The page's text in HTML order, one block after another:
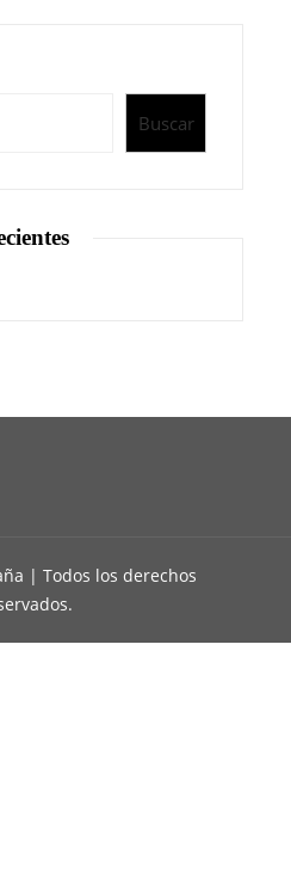
Buscar
| Todos los derechos